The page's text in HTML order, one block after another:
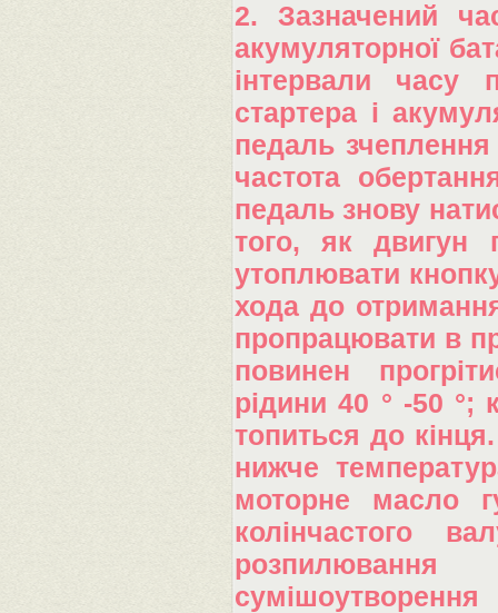
2. Зазначений
акумуляторної
інтервали часу
стартера і
педаль
частота
педаль знову
того, як двигун
утоплювати
хода до
пропрацювати в
повинен
рідини 40 ° -50 °;
топиться до
нижче
моторне масло
колінчастого